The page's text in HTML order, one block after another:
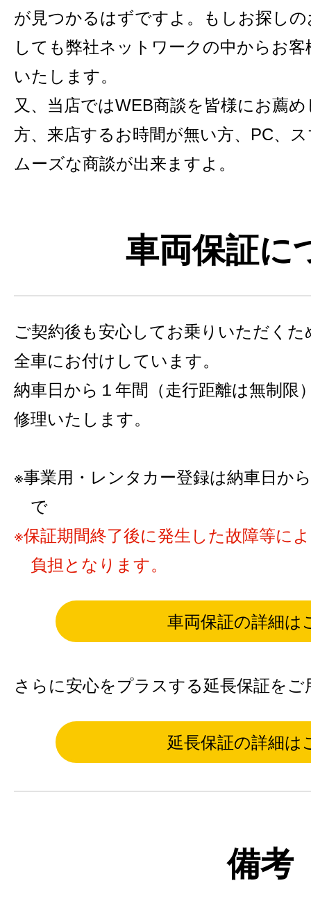
が見つかるはずですよ。もしお探し
しても弊社ネットワークの中からお
いたします。
又、当店ではWEB商談を皆様にお薦
方、来店するお時間が無い方、PC、
ムーズな商談が出来ますよ。
車両保証に
ご契約後も安心してお乗りいただく
全車にお付けしています。
納車日から１年間（走行距離は無制限
修理いたします。
事業用・レンタカー登録は納車日か
で
保証期間終了後に発生した故障等に
負担となります。
車両保証の詳細は
さらに安心をプラスする延長保証を
延長保証の詳細は
備考